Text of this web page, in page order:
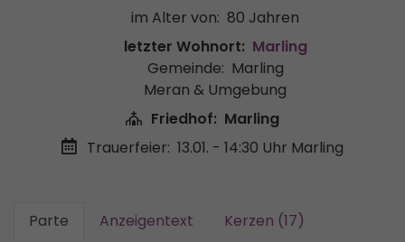
im Alter von: 80 Jahren
letzter Wohnort: Marling
Gemeinde: Marling
Meran & Umgebung
Friedhof: Marling
Trauerfeier: 13.01. - 14:30 Uhr Marling
Parte Anzeigentext
Kerzen (17)